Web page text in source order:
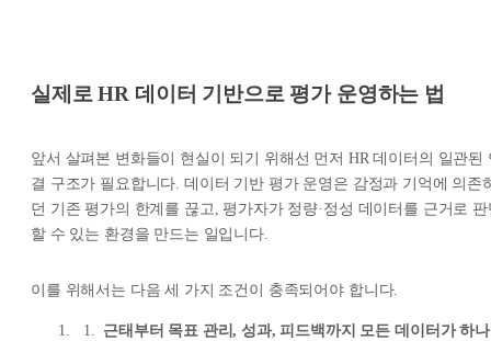
실제로 HR 데이터 기반으로 평가 운영하는 법
앞서 살펴본 변화들이 현실이 되기 위해선 먼저 HR 데이터의 일관된
결 구조가 필요합니다. 데이터 기반 평가 운영은 감정과 기억에 의존
던 기존 평가의 한계를 끊고, 평가자가 정량·정성 데이터를 근거로 판
할 수 있는 환경을 만드는 일입니다.
이를 위해서는 다음 세 가지 조건이 충족되어야 합니다.
근태부터 목표 관리, 성과, 피드백까지 모든 데이터가 하나